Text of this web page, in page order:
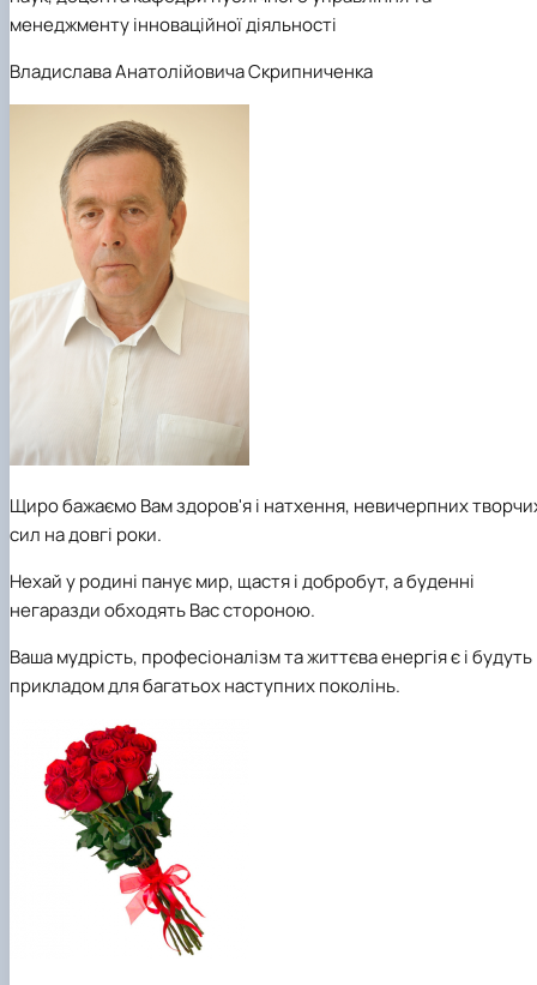
менеджменту інноваційної діяльності
Владислава Анатолійовича Скрипниченка
Щиро бажаємо Вам здоров'я і натхення, невичерпних
сил на довгі роки.
Нехай у родині панує мир, щастя і добробут, а буденні
негаразди обходять Вас стороною.
Ваша мудрість, професіоналізм та життєва енергія є і будуть
прикладом для багатьох наступних поколінь.